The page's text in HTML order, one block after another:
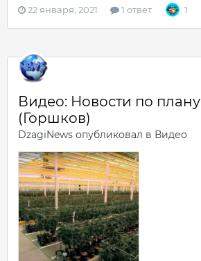
22 января, 2021 1 ответ 1
Видео: Новости по
(Горшков)
DzagiNews опубликовал в Видео